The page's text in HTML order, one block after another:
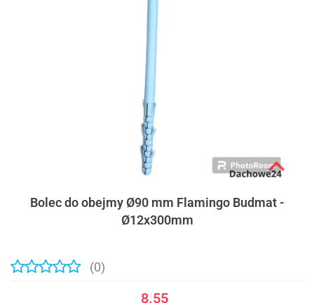
Bolec do obejmy Ø90 mm Flamingo Budmat -
Ø12x300mm
(0)
8.55